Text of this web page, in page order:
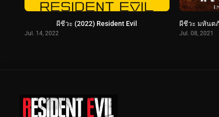
ผีชีวะ (2022) Resident Evil
Jul. 14, 2022 Jul. 08, 2021